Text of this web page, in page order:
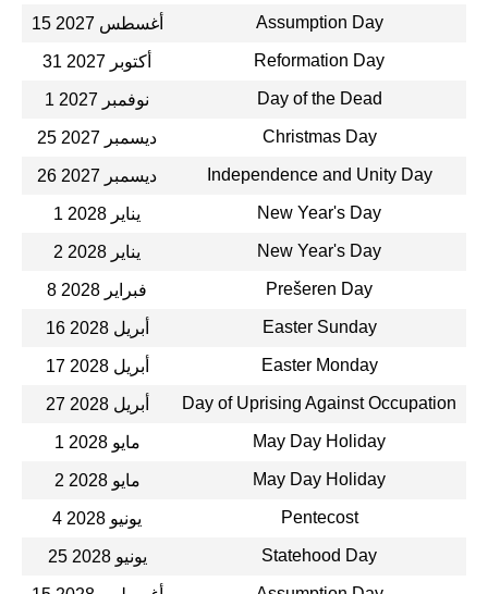
15 أغسطس 2027 Assumption Day
31 أكتوبر 2027 Reformation Day
1 نوفمبر 2027 Day of the Dead
25 ديسمبر 2027 Christmas Day
26 ديسمبر 2027 Independence and Unity Day
1 يناير 2028 New Year's Day
2 يناير 2028 New Year's Day
8 فبراير 2028 Prešeren Day
16 أبريل 2028 Easter Sunday
17 أبريل 2028 Easter Monday
27 أبريل 2028 Day of Uprising Against Occupation
1 مايو 2028 May Day Holiday
2 مايو 2028 May Day Holiday
4 يونيو 2028 Pentecost
25 يونيو 2028 Statehood Day